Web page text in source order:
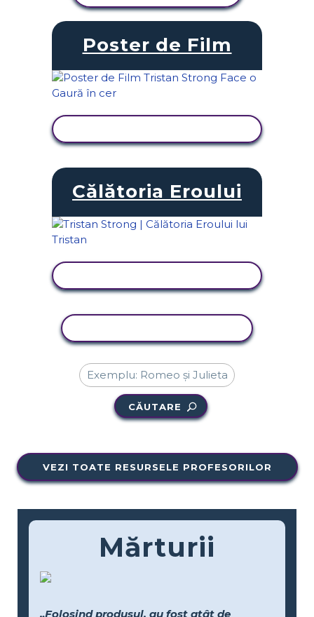
Poster de Film
Călătoria Eroului
CĂUTARE
VEZI TOATE RESURSELE PROFESORILOR
Mărturii
„Folosind produsul, au fost atât de